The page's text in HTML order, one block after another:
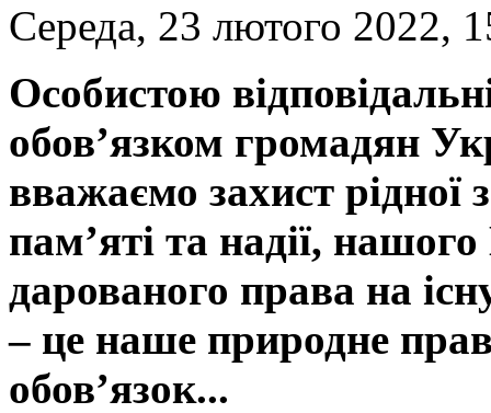
Середа, 23 лютого 2022,
Особистою
обов’язком громадян
вважаємо захист рідної
пам’яті та надії,
дарованого права на
– це наше природне
обов’язок...